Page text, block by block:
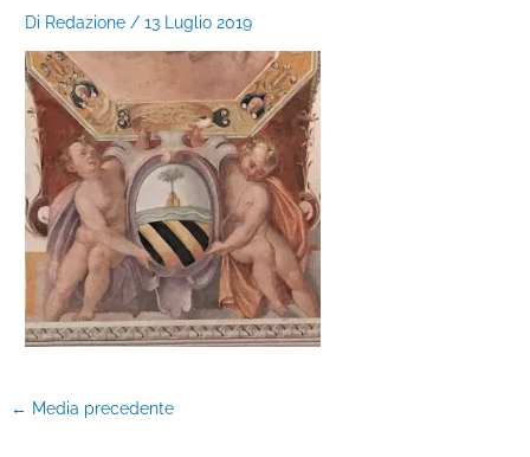
Di Redazione/13 Luglio 2019
← Media precedente